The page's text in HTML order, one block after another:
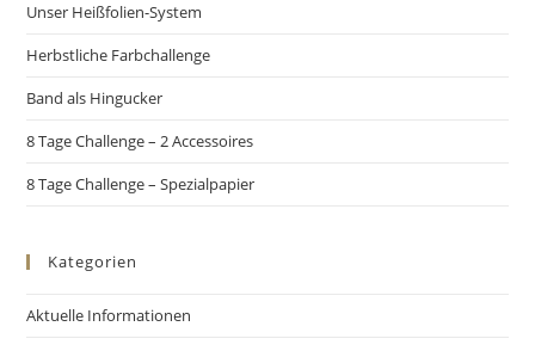
Unser Heißfolien-System
Herbstliche Farbchallenge
Band als Hingucker
8 Tage Challenge – 2 Accessoires
8 Tage Challenge – Spezialpapier
Kategorien
Aktuelle Informationen